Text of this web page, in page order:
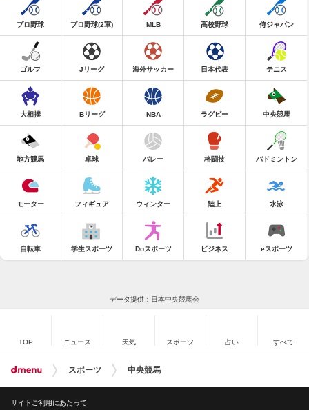
プロ野球 プロ野球(2軍) MLB 高校野球 侍ジャパン
ゴルフ Jリーグ 海外サッカー 日本代表 テニス
大相撲 Bリーグ NBA ラグビー 中央競馬
地方競馬 卓球 バレー 格闘技 バドミントン
モーター フィギュア ウィンター 陸上 水泳
自転車 学生スポーツ Doスポーツ ビジネス eスポーツ
データ提供：日本中央競馬会
TOP ニュース 天気 スポーツ 占い すべて
スポーツ 中央競馬
サイトご利用にあたって